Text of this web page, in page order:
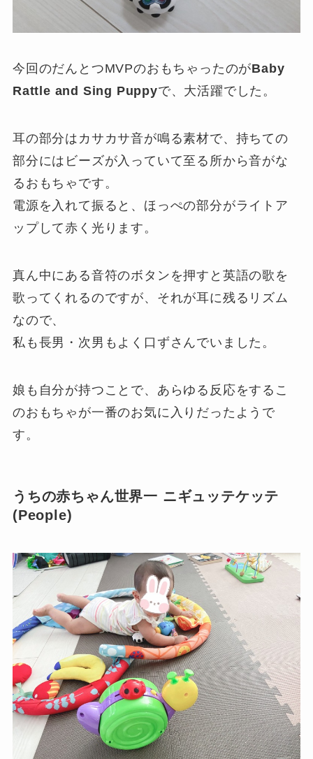
今回のだんとつMVPのおもちゃったのがBaby
Rattle and Sing Puppyで、大活躍でした。
耳の部分はカサカサ音が鳴る素材で、持ちての
部分にはビーズが入っていて至る所から音がな
るおもちゃです。
電源を入れて振ると、ほっぺの部分がライトア
ップして赤く光ります。
真ん中にある音符のボタンを押すと英語の歌を
歌ってくれるのですが、それが耳に残るリズム
なので、
私も長男・次男もよく口ずさんでいました。
娘も自分が持つことで、あらゆる反応をするこ
のおもちゃが一番のお気に入りだったようで
す。
うちの赤ちゃん世界一 ニギュッテケッテ
(People)